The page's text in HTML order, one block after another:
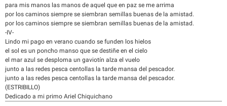
para mis manos las manos de aquel que en paz se me arrima
por los caminos siempre se siembran semillas buenas de la amistad.
por los caminos siempre se siembran semillas buenas de la amistad.
-IV-
Lindo mi pago en verano cuando se funden los hielos
el sol es un poncho manso que se destiñe en el cielo
el mar azul se desploma un gaviotín alza el vuelo
junto a las redes pesca centollas la tarde mansa del pescador.
junto a las redes pesca centollas la tarde mansa del pescador.
(ESTRIBILLO)
Dedicado a mi primo Ariel Chiquichano